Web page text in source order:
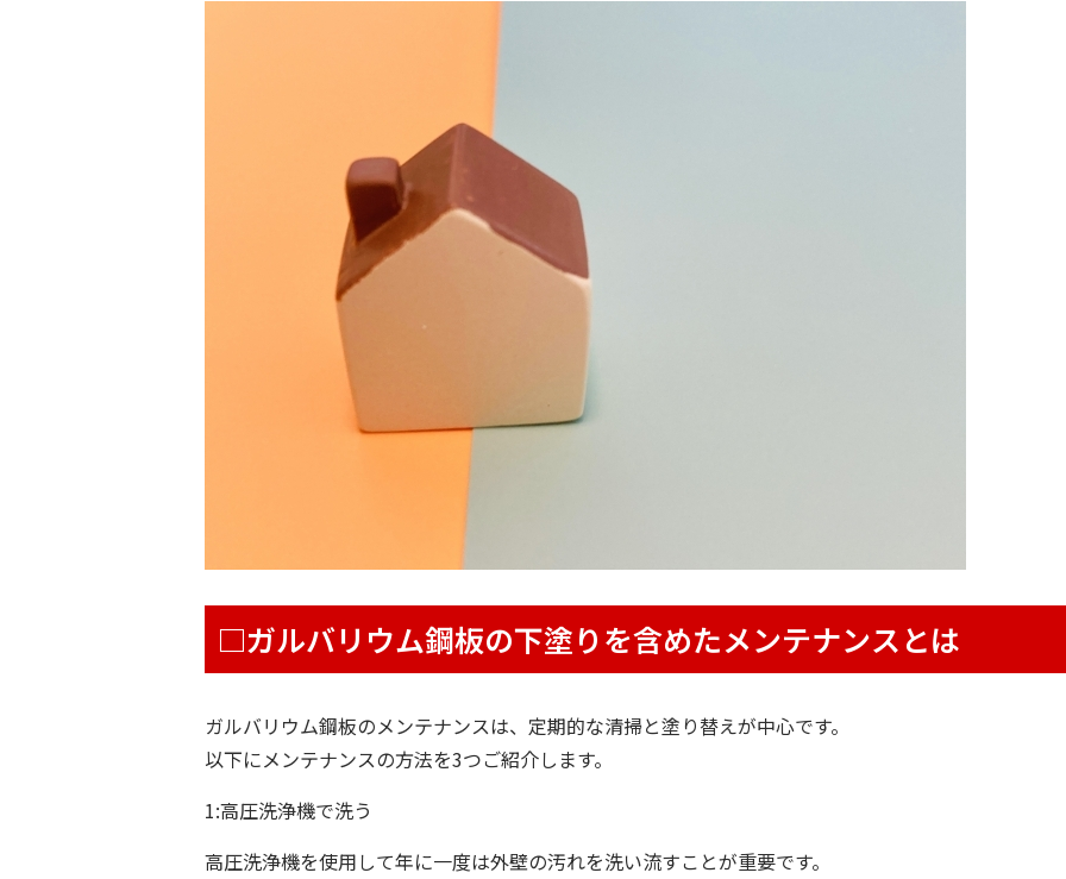
□ガルバリウム鋼板の下塗りを含めたメンテナンスとは
ガルバリウム鋼板のメンテナンスは、定期的な清掃と塗り替えが中心です。
以下にメンテナンスの方法を3つご紹介します。
1:高圧洗浄機で洗う
高圧洗浄機を使用して年に一度は外壁の汚れを洗い流すことが重要です。